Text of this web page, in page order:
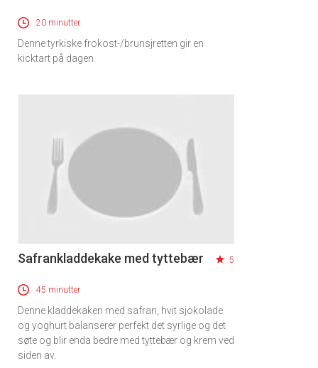
20 minutter
Denne tyrkiske frokost-/brunsjretten gir en
kicktart på dagen.
Safrankladdekake med tyttebær 5
45 minutter
Denne kladdekaken med safran, hvit sjokolade
og yoghurt balanserer perfekt det syrlige og det
søte og blir enda bedre med tyttebær og krem ved
siden av.